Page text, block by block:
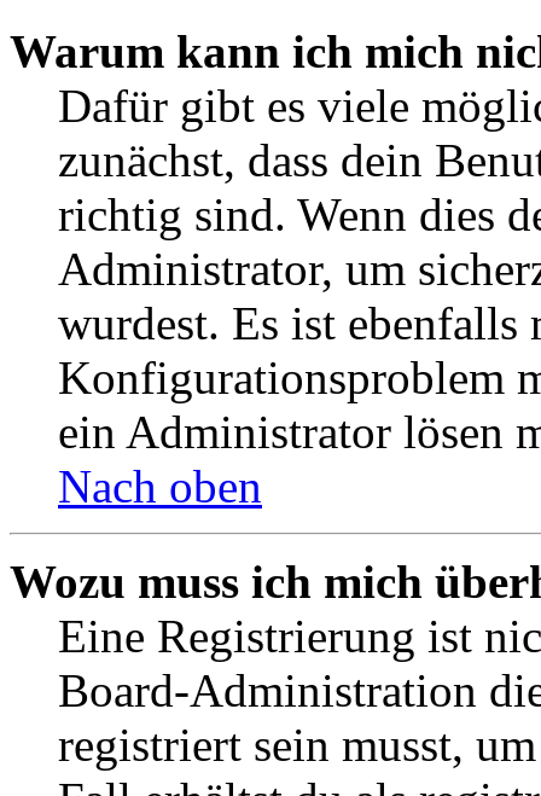
Warum kann ich mich
Dafür gibt es viele
zunächst, dass dein
richtig sind. Wenn dies
Administrator, um
wurdest. Es ist ebenfalls
Konfigurationsproblem
ein Administrator lösen
Nach oben
Wozu muss ich mich
Eine Registrierung ist
Board-Administration
registriert sein musst,